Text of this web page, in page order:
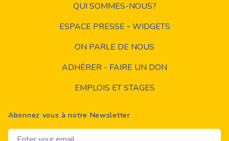
QUI SOMMES-NOUS?
ESPACE PRESSE - WIDGETS
ON PARLE DE NOUS
ADHÉRER - FAIRE UN DON
EMPLOIS ET STAGES
Abonnez vous à notre Newsletter
Email address